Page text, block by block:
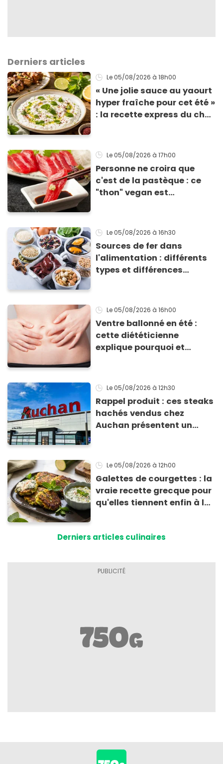
Derniers articles
Le 05/08/2026 à 18h00
« Une jolie sauce au yaourt
hyper fraîche pour cet été »
: la recette express du chef
grillades
Le 05/08/2026 à 17h00
Personne ne croira que
c'est de la pastèque : ce
"thon" vegan est
Le 05/08/2026 à 16h30
Sources de fer dans
l'alimentation : différents
types et différences
Le 05/08/2026 à 16h00
Ventre ballonné en été :
cette diététicienne
explique pourquoi et
Le 05/08/2026 à 12h30
Rappel produit : ces steaks
hachés vendus chez
Auchan présentent un
Le 05/08/2026 à 12h00
Galettes de courgettes : la
vraie recette grecque pour
qu'elles tiennent enfin à la
Derniers articles culinaires